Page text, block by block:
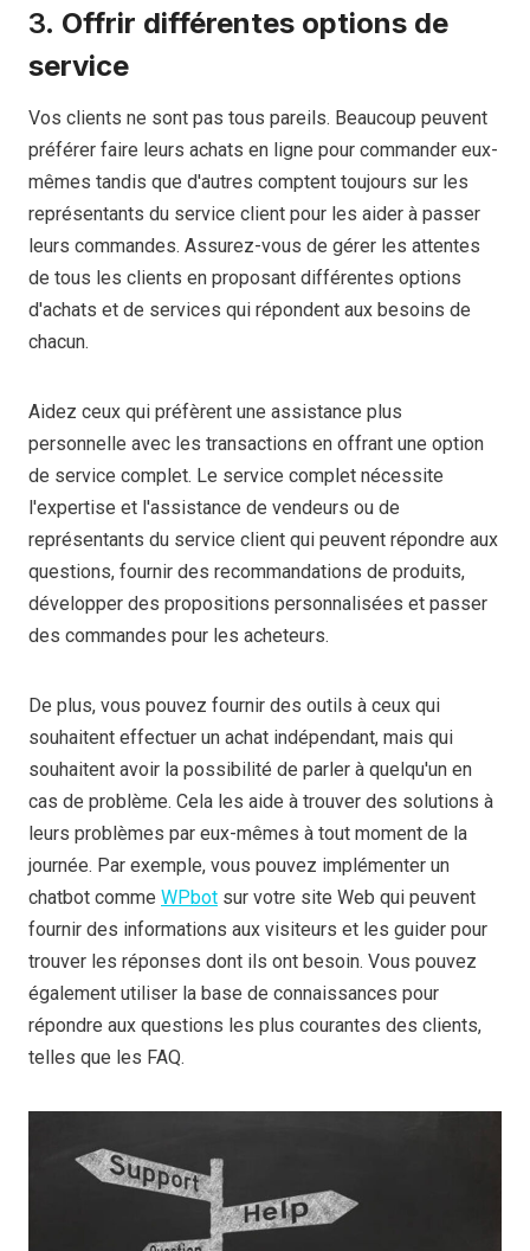
3. Offrir différentes options de
service
Vos clients ne sont pas tous pareils. Beaucoup peuvent
préférer faire leurs achats en ligne pour commander eux-
mêmes tandis que d'autres comptent toujours sur les
représentants du service client pour les aider à passer
leurs commandes. Assurez-vous de gérer les attentes
de tous les clients en proposant différentes options
d'achats et de services qui répondent aux besoins de
chacun.
Aidez ceux qui préfèrent une assistance plus
personnelle avec les transactions en offrant une option
de service complet. Le service complet nécessite
l'expertise et l'assistance de vendeurs ou de
représentants du service client qui peuvent répondre aux
questions, fournir des recommandations de produits,
développer des propositions personnalisées et passer
des commandes pour les acheteurs.
De plus, vous pouvez fournir des outils à ceux qui
souhaitent effectuer un achat indépendant, mais qui
souhaitent avoir la possibilité de parler à quelqu'un en
cas de problème. Cela les aide à trouver des solutions à
leurs problèmes par eux-mêmes à tout moment de la
journée. Par exemple, vous pouvez implémenter un
chatbot comme WPbot sur votre site Web qui peuvent
fournir des informations aux visiteurs et les guider pour
trouver les réponses dont ils ont besoin. Vous pouvez
également utiliser la base de connaissances pour
répondre aux questions les plus courantes des clients,
telles que les FAQ.